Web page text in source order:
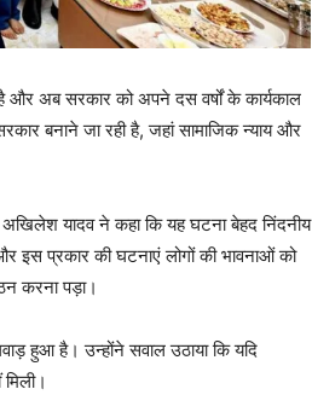
और अब सरकार को अपने दस वर्षों के कार्यकाल
बनाने जा रही है, जहां सामाजिक न्याय और
अखिलेश यादव ने कहा कि यह घटना बेहद निंदनीय
इस प्रकार की घटनाएं लोगों की भावनाओं को
करना पड़ा।
हुआ है। उन्होंने सवाल उठाया कि यदि